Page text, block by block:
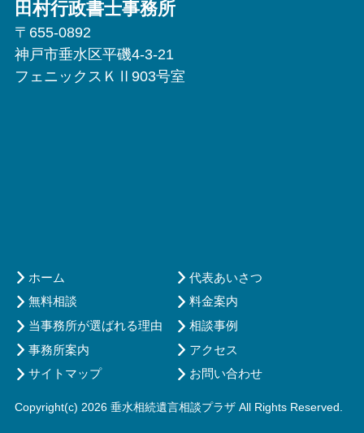
田村行政書士事務所
〒655-0892
神戸市垂水区平磯4-3-21
フェニックスＫⅡ903号室
ホーム
代表あいさつ
無料相談
料金案内
当事務所が選ばれる理由
相談事例
事務所案内
アクセス
サイトマップ
お問い合わせ
Copyright(c) 2026 垂水相続遺言相談プラザ All Rights Reserved.